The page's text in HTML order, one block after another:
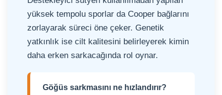
yüksek tempolu sporlar da Cooper bağlarını
zorlayarak süreci öne çeker. Genetik
yatkınlık ise cilt kalitesini belirleyerek kimin
daha erken sarkacağında rol oynar.
Göğüs sarkmasını ne hızlandırır?